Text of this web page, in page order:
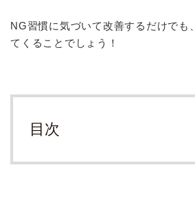
NG習慣に気づいて改善するだけでも
てくることでしょう！
目次